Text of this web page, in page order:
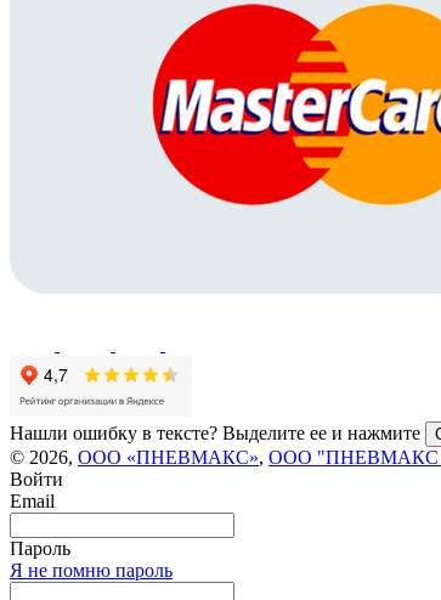
Нашли ошибку в тексте? Выделите ее и нажмите
© 2026, ООО «ПНЕВМАКС», ООО
Войти
Email
Пароль
Я не помню пароль